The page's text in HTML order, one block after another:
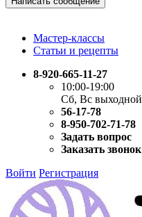
Мастер-классы
Статьи и рецепты
8-920-665-11-27
10:00-19:00
Сб, Вс выходной
56-17-78
8-950-702-71-78
Задать вопрос
Заказать звонок
Войти Регистрация